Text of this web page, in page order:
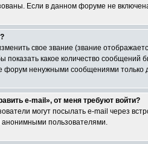
Если в данном форуме не
свое звание (звание
показать какое количество
форум ненужными сообщениями только
e-mail», от меня требуют войти?
могут посылать e-mail через
анонимными пользователями.